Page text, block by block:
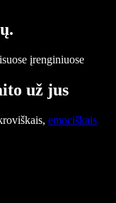
įrenginiuose
už jus
emociškais